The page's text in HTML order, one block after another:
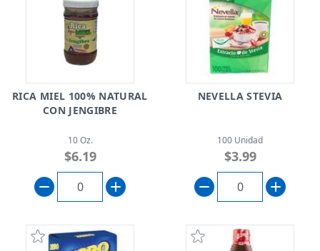
RICA MIEL 100% NATURAL
CON JENGIBRE
10 Oz.
$6.19
NEVELLA STEVIA
100 Unidad
$3.99